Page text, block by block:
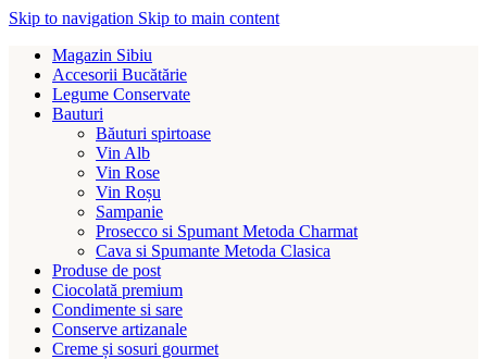
Skip to navigation Skip to main content
Magazin Sibiu
Accesorii Bucătărie
Legume Conservate
Bauturi
Băuturi spirtoase
Vin Alb
Vin Rose
Vin Roșu
Sampanie
Prosecco si Spumant Metoda Charmat
Cava si Spumante Metoda Clasica
Produse de post
Ciocolată premium
Condimente si sare
Conserve artizanale
Creme și sosuri gourmet